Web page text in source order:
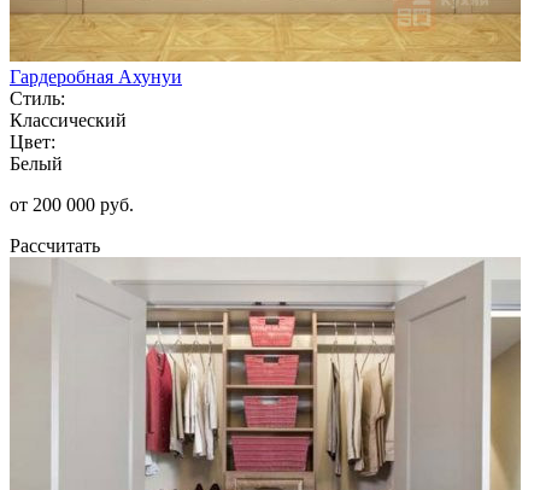
Гардеробная Ахунуи
Стиль:
Классический
Цвет:
Белый
от 200 000 руб.
Рассчитать